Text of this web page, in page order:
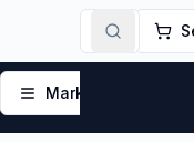
Markalar